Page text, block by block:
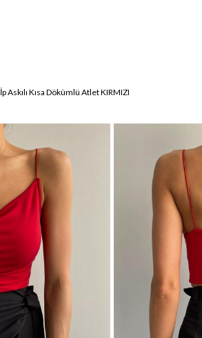
İp Askılı Kısa Dökümlü Atlet KIRMIZI